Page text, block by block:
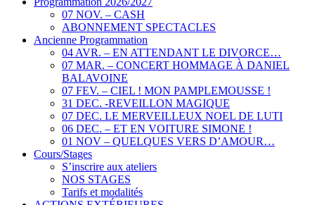
07 NOV. – CASH
ABONNEMENT SPECTACLES
Ancienne Programmation
04 AVR. – EN ATTENDANT LE DIVORCE…
07 MAR. – CONCERT HOMMAGE À DANIEL
BALAVOINE
07 FEV. – CIEL ! MON PAMPLEMOUSSE !
31 DEC. -REVEILLON MAGIQUE
07 DEC. LE MERVEILLEUX NOEL DE LUTI
06 DEC. – ET EN VOITURE SIMONE !
01 NOV – QUELQUES VERS D’AMOUR…
Cours/Stages
S’inscrire aux ateliers
NOS STAGES
Tarifs et modalités